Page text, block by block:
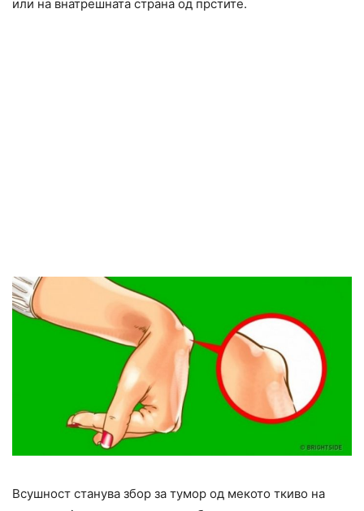
или на внатрешната страна од прстите.
Всушност станува збор за тумор од мекото ткиво на